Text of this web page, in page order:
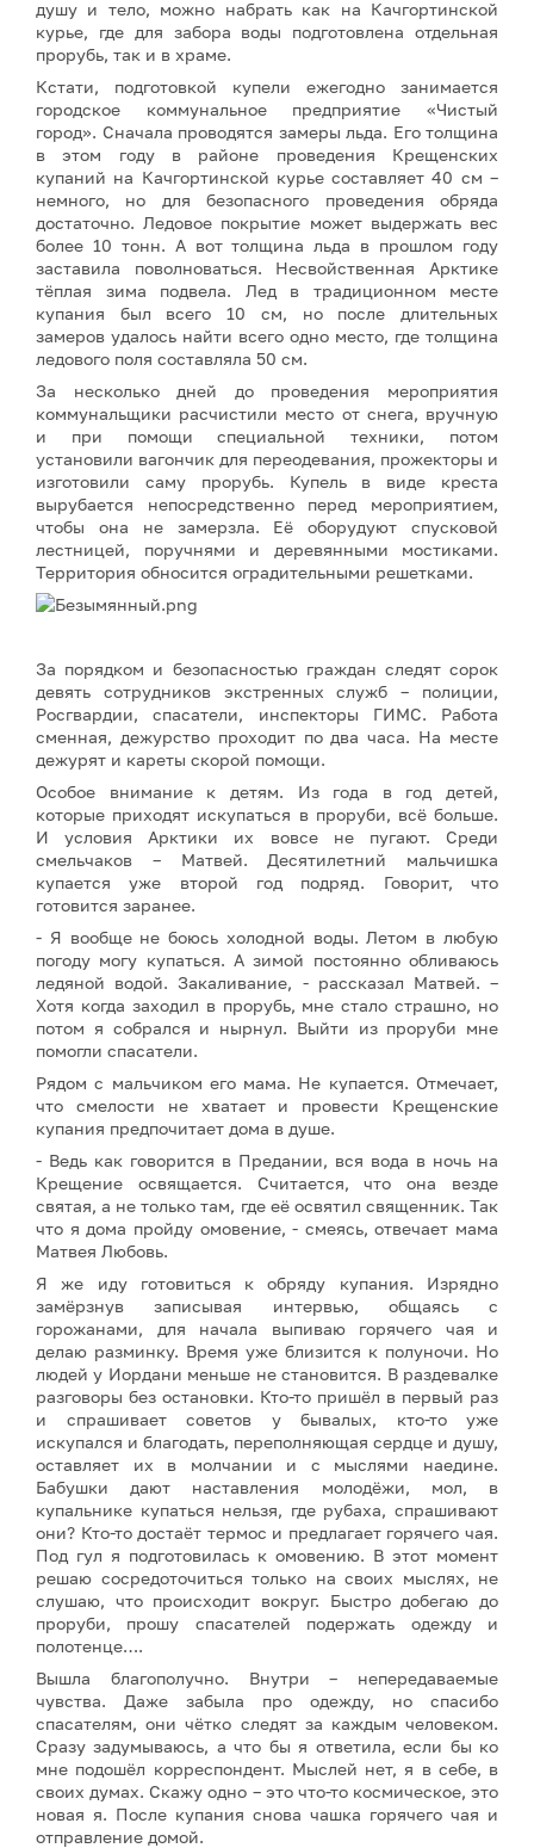
душу и тело, можно набрать как на Качгортинской
курье, где для забора воды подготовлена отдельная
прорубь, так и в храме.
Кстати, подготовкой купели ежегодно занимается
городское коммунальное предприятие «Чистый
город». Сначала проводятся замеры льда. Его толщина
в этом году в районе проведения Крещенских
купаний на Качгортинской курье составляет 40 см –
немного, но для безопасного проведения обряда
достаточно. Ледовое покрытие может выдержать вес
более 10 тонн. А вот толщина льда в прошлом году
заставила поволноваться. Несвойственная Арктике
тёплая зима подвела. Лед в традиционном месте
купания был всего 10 см, но после длительных
замеров удалось найти всего одно место, где толщина
ледового поля составляла 50 см.
За несколько дней до проведения мероприятия
коммунальщики расчистили место от снега, вручную
и при помощи специальной техники, потом
установили вагончик для переодевания, прожекторы и
изготовили саму прорубь. Купель в виде креста
вырубается непосредственно перед мероприятием,
чтобы она не замерзла. Её оборудуют спусковой
лестницей, поручнями и деревянными мостиками.
Территория обносится оградительными решетками.
За порядком и безопасностью граждан следят сорок
девять сотрудников экстренных служб – полиции,
Росгвардии, спасатели, инспекторы ГИМС. Работа
сменная, дежурство проходит по два часа. На месте
дежурят и кареты скорой помощи.
Особое внимание к детям. Из года в год детей,
которые приходят искупаться в проруби, всё больше.
И условия Арктики их вовсе не пугают. Среди
смельчаков – Матвей. Десятилетний мальчишка
купается уже второй год подряд. Говорит, что
готовится заранее.
- Я вообще не боюсь холодной воды. Летом в любую
погоду могу купаться. А зимой постоянно обливаюсь
ледяной водой. Закаливание, - рассказал Матвей. –
Хотя когда заходил в прорубь, мне стало страшно, но
потом я собрался и нырнул. Выйти из проруби мне
помогли спасатели.
Рядом с мальчиком его мама. Не купается. Отмечает,
что смелости не хватает и провести Крещенские
купания предпочитает дома в душе.
- Ведь как говорится в Предании, вся вода в ночь на
Крещение освящается. Считается, что она везде
святая, а не только там, где её освятил священник. Так
что я дома пройду омовение, - смеясь, отвечает мама
Матвея Любовь.
Я же иду готовиться к обряду купания. Изрядно
замёрзнув записывая интервью, общаясь с
горожанами, для начала выпиваю горячего чая и
делаю разминку. Время уже близится к полуночи. Но
людей у Иордани меньше не становится. В раздевалке
разговоры без остановки. Кто-то пришёл в первый раз
и спрашивает советов у бывалых, кто-то уже
искупался и благодать, переполняющая сердце и душу,
оставляет их в молчании и с мыслями наедине.
Бабушки дают наставления молодёжи, мол, в
купальнике купаться нельзя, где рубаха, спрашивают
они? Кто-то достаёт термос и предлагает горячего чая.
Под гул я подготовилась к омовению. В этот момент
решаю сосредоточиться только на своих мыслях, не
слушаю, что происходит вокруг. Быстро добегаю до
проруби, прошу спасателей подержать одежду и
полотенце….
Вышла благополучно. Внутри – непередаваемые
чувства. Даже забыла про одежду, но спасибо
спасателям, они чётко следят за каждым человеком.
Сразу задумываюсь, а что бы я ответила, если бы ко
мне подошёл корреспондент. Мыслей нет, я в себе, в
своих думах. Скажу одно – это что-то космическое, это
новая я. После купания снова чашка горячего чая и
отправление домой.